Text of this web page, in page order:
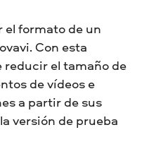
el formato de un
Con esta
el tamaño de
de vídeos e
a partir de sus
versión de prueba